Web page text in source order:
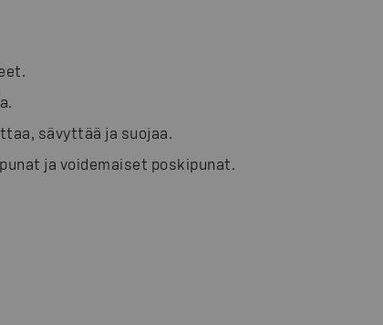
sävyttää ja suojaa.
ja voidemaiset poskipunat.